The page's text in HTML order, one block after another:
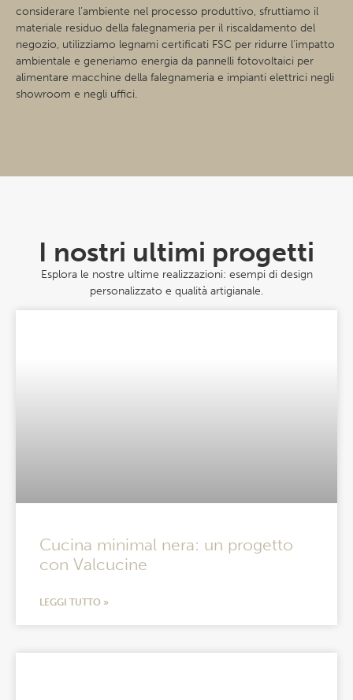
considerare l’ambiente nel processo produttivo, sfruttiamo il
materiale residuo della falegnameria per il riscaldamento del
negozio, utilizziamo legnami certificati FSC per ridurre l’impatto
ambientale e generiamo energia da pannelli fotovoltaici per
alimentare macchine della falegnameria e impianti elettrici negli
showroom e negli uffici.
I nostri ultimi progetti
Esplora le nostre ultime realizzazioni: esempi di design
personalizzato e qualità artigianale.
Cucina minimal nera: un progetto
con Valcucine
LEGGI TUTTO »